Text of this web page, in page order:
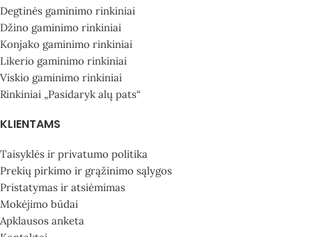
Degtinės gaminimo rinkiniai
Džino gaminimo rinkiniai
Konjako gaminimo rinkiniai
Likerio gaminimo rinkiniai
Viskio gaminimo rinkiniai
Rinkiniai „Pasidaryk alų pats“
KLIENTAMS
Taisyklės ir privatumo politika
Prekių pirkimo ir grąžinimo sąlygos
Pristatymas ir atsiėmimas
Mokėjimo būdai
Apklausos anketa